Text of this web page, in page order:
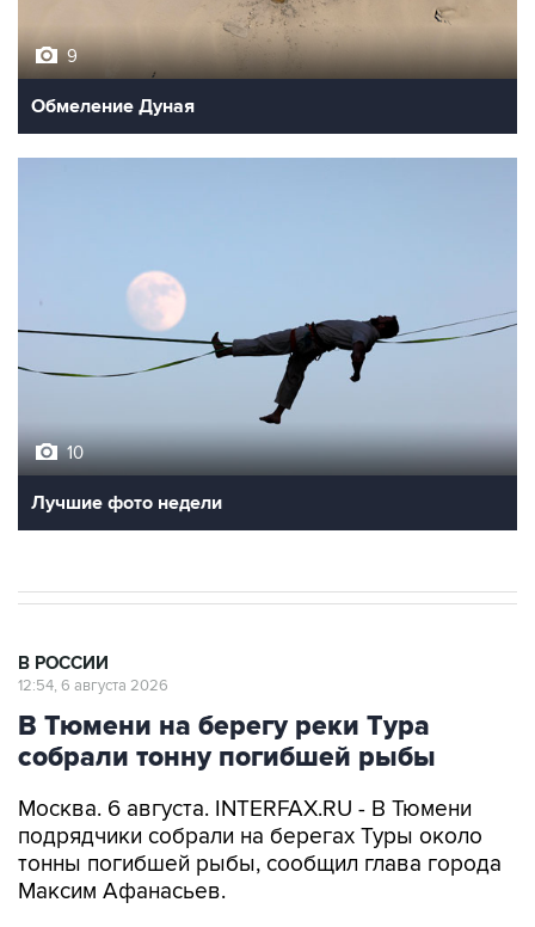
9
Обмеление Дуная
10
Лучшие фото недели
В РОССИИ
12:54, 6 августа 2026
В Тюмени на берегу реки Тура
собрали тонну погибшей рыбы
Москва. 6 августа. INTERFAX.RU - В Тюмени
подрядчики собрали на берегах Туры около
тонны погибшей рыбы, сообщил глава города
Максим Афанасьев.